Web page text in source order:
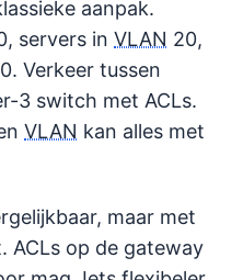
aanpak.
servers in VLAN 20,
Verkeer tussen
3 switch met ACLs.
VLAN kan alles met
maar met
ACLs op de gateway